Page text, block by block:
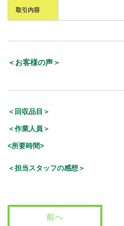
取引内容
＜お客様の声＞
＜回収品目＞
＜作業人員＞
<所要時間>
＜担当スタッフの感想＞
前へ